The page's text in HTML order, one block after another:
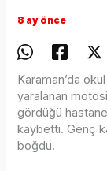
8 ay önce
Karaman’da
yaralanan
gördüğü
kaybetti. Genç
boğdu.